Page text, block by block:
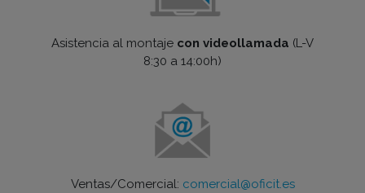
Asistencia al montaje con videollamada (L-V
8:30 a 14:00h)
Ventas/Comercial: comercial@oficit.es